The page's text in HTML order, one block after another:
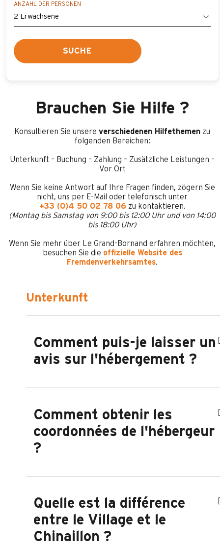
ANZAHL DER PERSONEN
SUCHE
Brauchen Sie Hilfe ?
Konsultieren Sie unsereverschiedenen Hilfethemen zu
folgenden Bereichen:
Unterkunft – Buchung – Zahlung – Zusätzliche Leistungen –
Vor Ort
Wenn Sie keine Antwort auf Ihre Fragen finden, zögern Sie
nicht, uns per E-Mail oder telefonisch unter
+33 (0)4 50 02 78 06 zu kontaktieren.
(Montag bis Samstag von 9:00 bis 12:00 Uhr und von 14:00
bis 18:00 Uhr)
Wenn Sie mehr über Le Grand-Bornand erfahren möchten,
besuchen Sie die offizielle Website des
Fremdenverkehrsamtes.
Unterkunft
Comment puis-je laisser un
avis sur l'hébergement ?
Comment obtenir les
coordonnées de l'hébergeur
?
Quelle est la différence
entre le Village et le
Chinaillon ?